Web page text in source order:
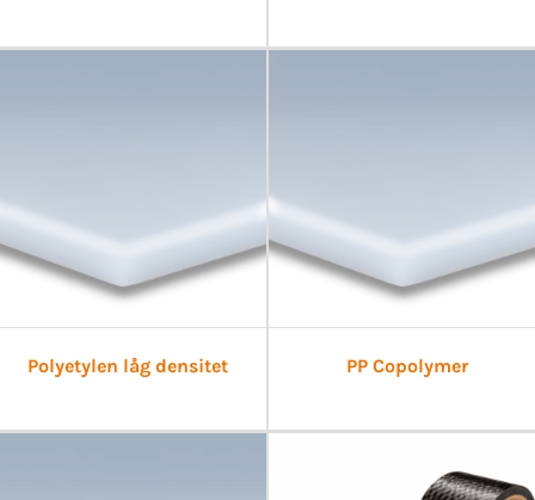
Polyetylen låg densitet PP Copolymer